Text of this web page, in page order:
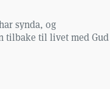
synda, og
tilbake til livet med Gud